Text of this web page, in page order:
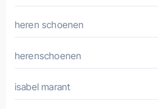
heren schoenen
herenschoenen
isabel marant